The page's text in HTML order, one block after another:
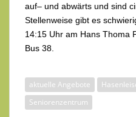
auf– und abwärts und sind
Stellenweise gibt es
14:15 Uhr am Hans Thoma
Bus 38.
aktuelle Angebote
Seniorenzentrum